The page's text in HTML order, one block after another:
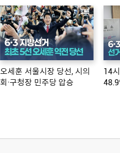
오세훈 서울시장 당선, 시의
회·구청장 민주당 압승
14